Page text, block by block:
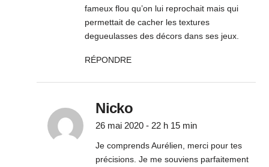
fameux flou qu’on lui reprochait mais qui
permettait de cacher les textures
degueulasses des décors dans ses jeux.
RÉPONDRE
Nicko
26 mai 2020 - 22 h 15 min
Je comprends Aurélien, merci pour tes
précisions. Je me souviens parfaitement